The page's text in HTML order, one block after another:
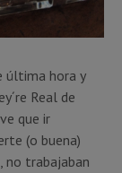
última hora y
Real de
que ir
(o buena)
no trabajaban